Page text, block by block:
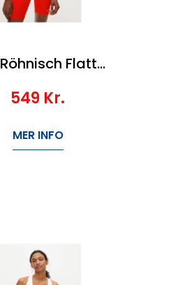
Röhnisch Flattering High Waist Bike Tights
549 Kr.
MER INFO